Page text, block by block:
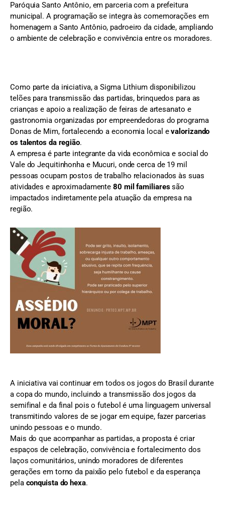
Paróquia Santo Antônio, em parceria com a prefeitura
municipal. A programação se integra às comemorações em
homenagem a Santo Antônio, padroeiro da cidade, ampliando
o ambiente de celebração e convivência entre os moradores.
Como parte da iniciativa, a Sigma Lithium disponibilizou
telões para transmissão das partidas, brinquedos para as
crianças e apoio a realização de feiras de artesanato e
gastronomia organizadas por empreendedoras do programa
Donas de Mim, fortalecendo a economia local evalorizando
os talentos da região.
A empresa é parte integrante da vida econômica e social do
Vale do Jequitinhonha e Mucuri, onde cerca de 19 mil
pessoas ocupam postos de trabalho relacionados às suas
atividades e aproximadamente80 mil familiaressão
impactados indiretamente pela atuação da empresa na
região.
A iniciativa vai continuar em todos os jogos do Brasil durante
a copa do mundo, incluindo a transmissão dos jogos da
semifinal e da final pois o futebol é uma linguagem universal
transmitindo valores de se jogar em equipe, fazer parcerias
unindo pessoas e o mundo.
Mais do que acompanhar as partidas, a proposta é criar
espaços de celebração, convivência e fortalecimento dos
laços comunitários, unindo moradores de diferentes
gerações em torno da paixão pelo futebol e da esperança
pela conquista do hexa.